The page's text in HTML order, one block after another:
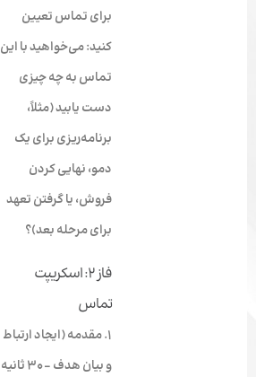
برای تماس تعیین
کنید: می‌خواهید با این
تماس به چه چیزی
دست یابید (مثلاً،
برنامه‌ریزی برای یک
دمو، نهایی کردن
فروش، یا گرفتن تعهد
برای مرحله بعد)؟
فاز ۲: اسکریپت
تماس
۱. مقدمه
(ایجاد ارتباط
و بیان هدف – ۳۰ ثانیه